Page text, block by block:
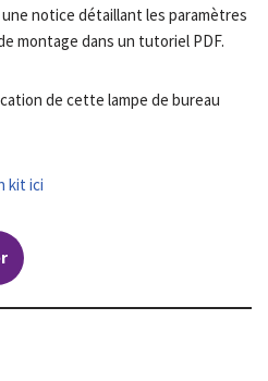
notice détaillant les paramètres
montage dans un tutoriel PDF.
de cette lampe de bureau
kit ici